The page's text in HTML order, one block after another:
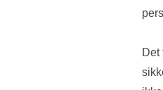
Det